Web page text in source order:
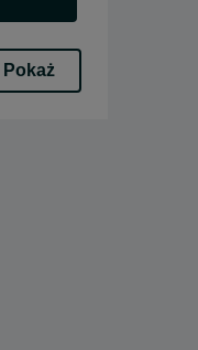
Pokaż